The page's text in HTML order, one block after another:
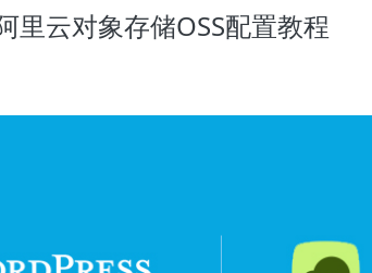
里云对象存储OSS配置教程